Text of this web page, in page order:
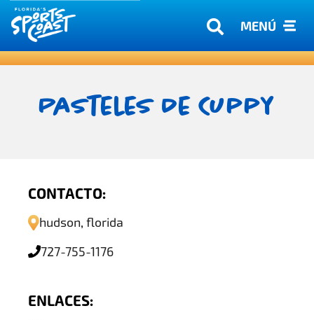
MENÚ
Pasteles De Cuppy
CONTACTO:
hudson, florida
727-755-1176
ENLACES: